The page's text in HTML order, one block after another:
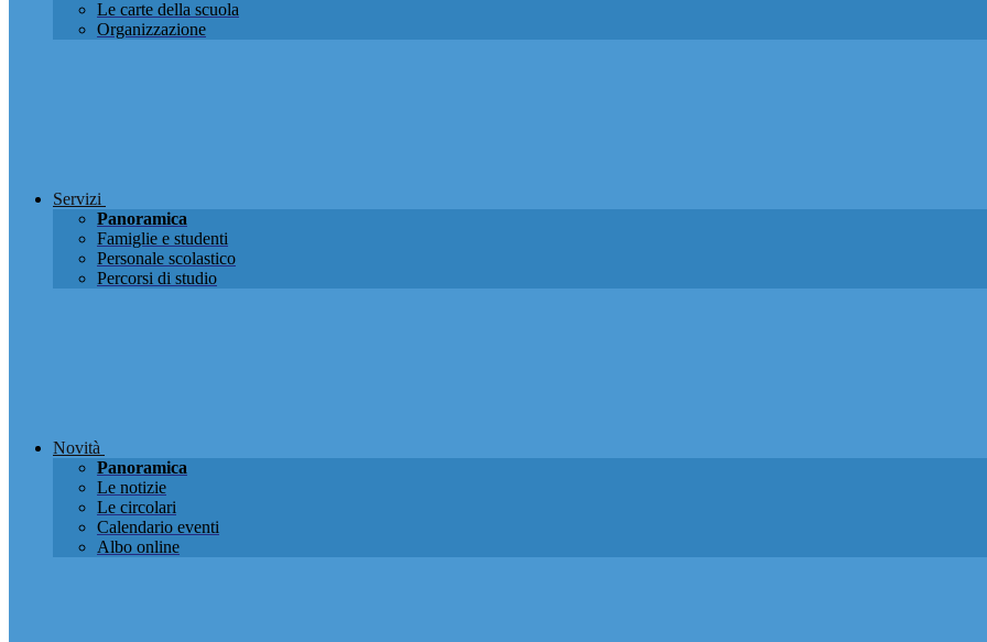
Le carte della scuola
Organizzazione
Servizi
Panoramica
Famiglie e studenti
Personale scolastico
Percorsi di studio
Novità
Panoramica
Le notizie
Le circolari
Calendario eventi
Albo online